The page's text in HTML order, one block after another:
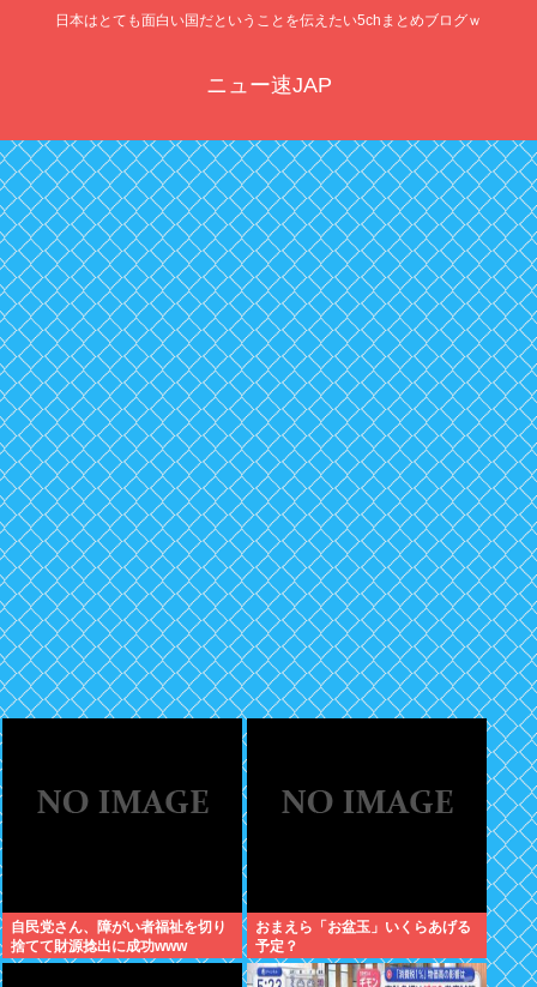
日本はとても面白い国だということを伝えたい5chまとめブログｗ
ニュー速JAP
自民党さん、障がい者福祉を切り
捨てて財源捻出に成功www
おまえら「お盆玉」いくらあげる
予定？